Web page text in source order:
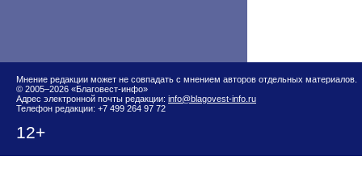
Мнение редакции может не совпадать с мнением авторов отдельных материалов.
© 2005–2026 «Благовест-инфо»
Адрес электронной почты редакции: info@blagovest-info.ru
Телефон редакции: +7 499 264 97 72
12+